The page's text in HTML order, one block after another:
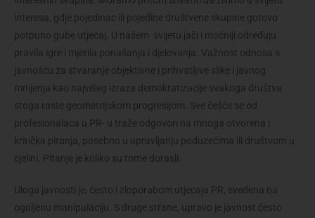
interesa, gdje pojedinac ili pojedine društvene skupine gotovo
potpuno gube utjecaj. U našem svijetu jači i moćniji određuju
pravila igre i mjerila ponašanja i djelovanja. Važnost odnosa s
javnošću za stvaranje objektivne i prihvatljive slike i javnog
mnijenja kao najvišeg izraza demokratizacije svakoga društva
stoga raste geometrijskom progresijom. Sve češće se od
profesionalaca u PR- u traže odgovori na mnoga otvorena i
kritička pitanja, posebno u upravljanju poduzećima ili društvom u
cjelini. Pitanje je koliko su tome dorasli.
Uloga javnosti je, često i zloporabom utjecaja PR, svedena na
ogoljenu manipulaciju. S druge strane, upravo je javnost često